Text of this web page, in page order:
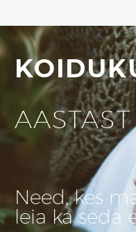
Need, kes
leia ka seda